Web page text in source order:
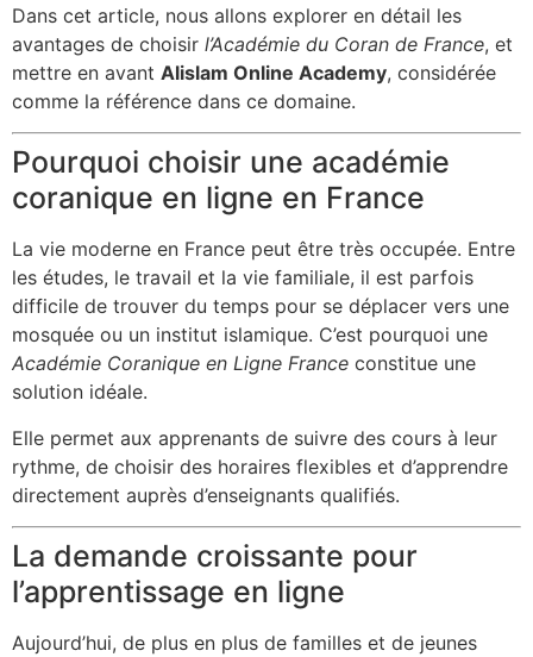
Dans cet article, nous allons explorer en détail les
avantages de choisir l’Académie du Coran de France, et
mettre en avant Alislam Online Academy, considérée
comme la référence dans ce domaine.
Pourquoi choisir une académie
coranique en ligne en France
La vie moderne en France peut être très occupée. Entre
les études, le travail et la vie familiale, il est parfois
difficile de trouver du temps pour se déplacer vers une
mosquée ou un institut islamique. C’est pourquoi une
Académie Coranique en Ligne France constitue une
solution idéale.
Elle permet aux apprenants de suivre des cours à leur
rythme, de choisir des horaires flexibles et d’apprendre
directement auprès d’enseignants qualifiés.
La demande croissante pour
l’apprentissage en ligne
Aujourd’hui, de plus en plus de familles et de jeunes